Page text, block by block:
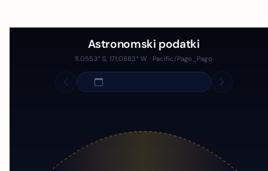
Astronomski podatki
11.0553° S, 171.0883° W · Pacific/Pago_Pago